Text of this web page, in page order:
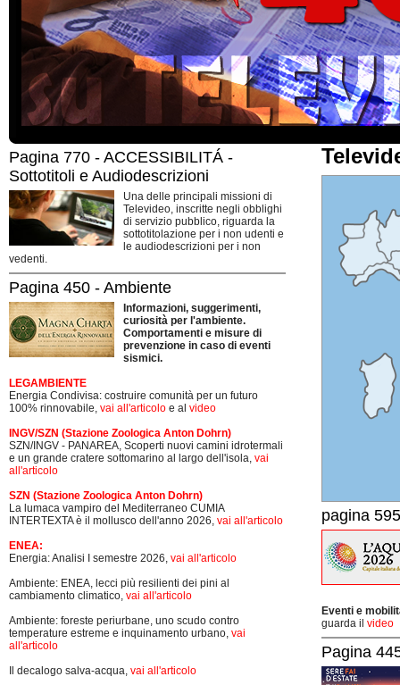
Pagina 770 - ACCESSIBILITÁ -
Sottotitoli e Audiodescrizioni
Una delle principali missioni di
Televideo, inscritte negli obblighi
di servizio pubblico, riguarda la
sottotitolazione per i non udenti e
le audiodescrizioni per i non
vedenti.
Pagina 450 - Ambiente
Informazioni, suggerimenti,
curiosità per l'ambiente.
Comportamenti e misure di
prevenzione in caso di eventi
sismici.
LEGAMBIENTE
Energia Condivisa: costruire comunità per un futuro
100% rinnovabile, vai all'articolo e al video
INGV/SZN (Stazione Zoologica Anton Dohrn)
SZN/INGV - PANAREA, Scoperti nuovi camini idrotermali
e un grande cratere sottomarino al largo dell'isola, vai
all'articolo
SZN (Stazione Zoologica Anton Dohrn)
La lumaca vampiro del Mediterraneo CUMIA
INTERTEXTA è il mollusco dell'anno 2026, vai all'articolo
ENEA:
Energia: Analisi I semestre 2026, vai all'articolo
Ambiente: ENEA, lecci più resilienti dei pini al
cambiamento climatico, vai all'articolo
Ambiente: foreste periurbane, uno scudo contro
temperature estreme e inquinamento urbano, vai
all'articolo
Il decalogo salva-acqua, vai all'articolo
pagina
Eventi e
guarda il video
Pagina